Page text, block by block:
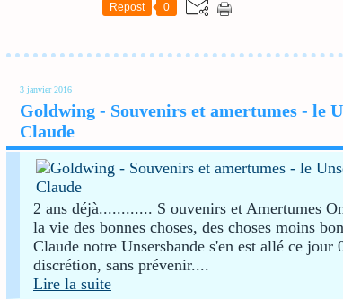
Repost 0
3 janvier 2016
Goldwing - Souvenirs et amertumes - le
Claude
2 ans déjà............ S ouvenirs et Amertumes
la vie des bonnes choses, des choses moins
Claude notre Unsersbande s'en est allé ce jour
discrétion, sans prévenir....
Lire la suite